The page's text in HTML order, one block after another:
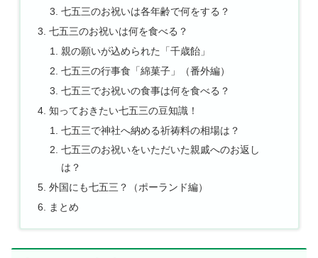
七五三のお祝いは各年齢で何をする？
七五三のお祝いは何を食べる？
親の願いが込められた「千歳飴」
七五三の行事食「綿菓子」（番外編）
七五三でお祝いの食事は何を食べる？
知っておきたい七五三の豆知識！
七五三で神社へ納める祈祷料の相場は？
七五三のお祝いをいただいた親戚へのお返し
は？
外国にも七五三？（ポーランド編）
まとめ